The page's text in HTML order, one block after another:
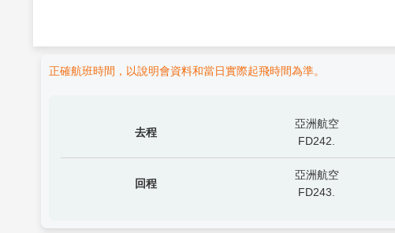
正確航班時間，以說明會資料和當日實際起飛時間為準。
去程
亞洲航空
FD242.
回程
亞洲航空
FD243.